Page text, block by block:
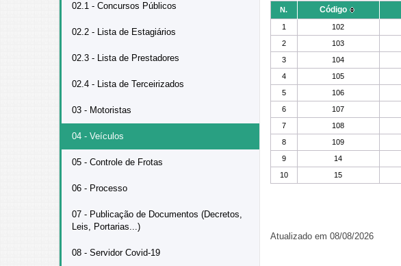
02.1 - Concursos Públicos
02.2 - Lista de Estagiários
02.3 - Lista de Prestadores
02.4 - Lista de Terceirizados
03 - Motoristas
04 - Veículos
05 - Controle de Frotas
06 - Processo
07 - Publicação de Documentos (Decretos,
Leis, Portarias...)
08 - Servidor Covid-19
N. Código
1 102
2
103
3
104
4
105
5
106
6
107
7
108
8
109
9
14
10
15
Atualizado em 08/08/2026